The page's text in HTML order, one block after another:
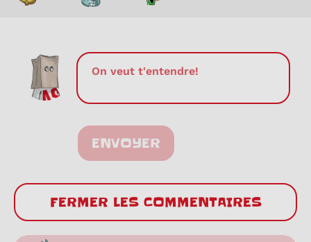
ENVOYER
FERMER LES COMMENTAIRES